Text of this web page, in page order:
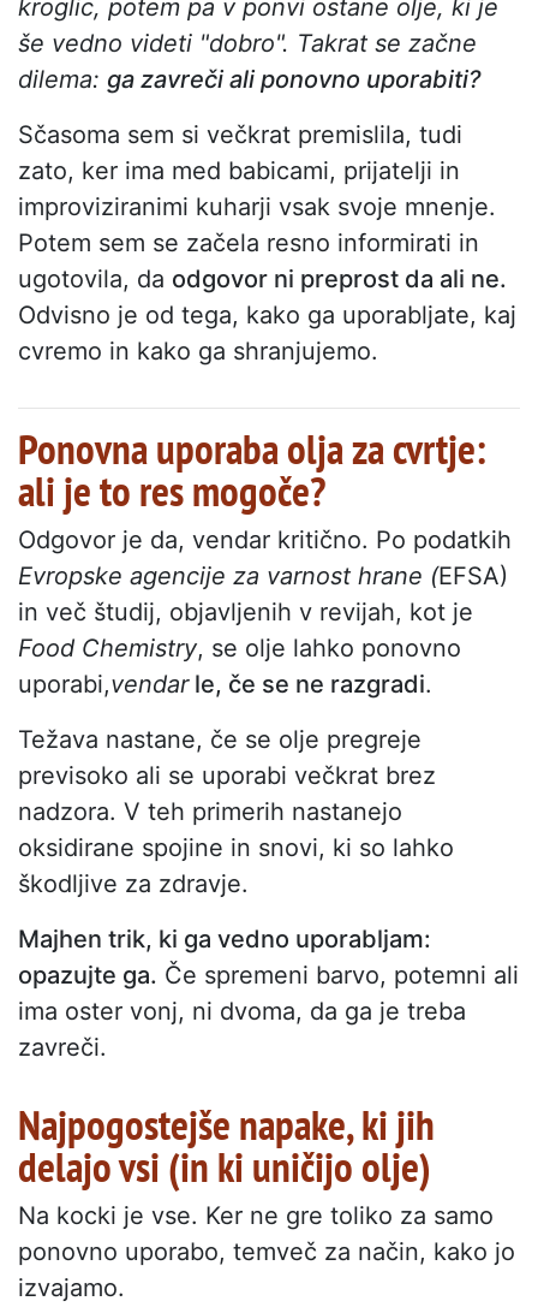
kroglic, potem pa v ponvi ostane olje, ki je
še vedno videti "dobro". Takrat se začne
dilema: ga zavreči ali ponovno uporabiti?
Sčasoma sem si večkrat premislila, tudi
zato, ker ima med babicami, prijatelji in
improviziranimi kuharji vsak svoje mnenje.
Potem sem se začela resno informirati in
ugotovila, da odgovor ni preprost da ali ne.
Odvisno je od tega, kako ga uporabljate, kaj
cvremo in kako ga shranjujemo.
Ponovna uporaba olja za cvrtje:
ali je to res mogoče?
Odgovor je da, vendar kritično. Po podatkih
Evropske agencije za varnost hrane (EFSA)
in več študij, objavljenih v revijah, kot je
Food Chemistry, se olje lahko ponovno
uporabi,vendarle, če se ne razgradi.
Težava nastane, če se olje pregreje
previsoko ali se uporabi večkrat brez
nadzora. V teh primerih nastanejo
oksidirane spojine in snovi, ki so lahko
škodljive za zdravje.
Majhen trik, ki ga vedno uporabljam:
opazujte ga. Če spremeni barvo, potemni ali
ima oster vonj, ni dvoma, da ga je treba
zavreči.
Najpogostejše napake, ki jih
delajo vsi (in ki uničijo olje)
Na kocki je vse. Ker ne gre toliko za samo
ponovno uporabo, temveč za način, kako jo
izvajamo.